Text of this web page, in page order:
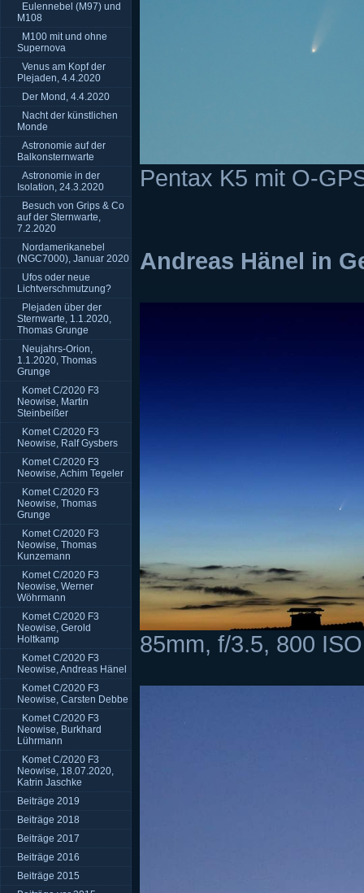
Eulennebel (M97) und
M108
M100 mit und ohne
Supernova
Venus am Kopf der
Plejaden, 4.4.2020
Der Mond, 4.4.2020
Nacht der künstlichen
Monde
Astronomie auf der
Balkonsternwarte
Astronomie in der
Isolation, 24.3.2020
Besuch von Grips & Co
auf der Sternwarte,
7.2.2020
Nordamerikanebel
(NGC7000), Januar 2020
Ufos oder neue
Lichtverschmutzung?
Plejaden über der
Sternwarte, 1.1.2020,
Thomas Grunge
Neujahrs-Orion,
1.1.2020, Thomas
Grunge
Komet C/2020 F3
Neowise, Martin
Steinbeißer
Komet C/2020 F3
Neowise, Ralf Gysbers
Komet C/2020 F3
Neowise, Achim Tegeler
Komet C/2020 F3
Neowise, Thomas
Grunge
Komet C/2020 F3
Neowise, Thomas
Kunzemann
Komet C/2020 F3
Neowise, Werner
Wöhrmann
Komet C/2020 F3
Neowise, Gerold
Holtkamp
Komet C/2020 F3
Neowise, Andreas Hänel
Komet C/2020 F3
Neowise, Carsten Debbe
Komet C/2020 F3
Neowise, Burkhard
Lührmann
Komet C/2020 F3
Neowise, 18.07.2020,
Katrin Jaschke
Beiträge 2019
Beiträge 2018
Beiträge 2017
Beiträge 2016
Beiträge 2015
Pentax K5 mit O-
Andreas Hänel in
85mm, f/3.5, 800